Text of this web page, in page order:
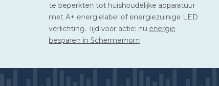
te beperkten tot huishoudelijke apparatuur
met A+ energielabel of energiezuinige LED
verlichting. Tijd voor actie: nu energie
besparen in Schermerhorn